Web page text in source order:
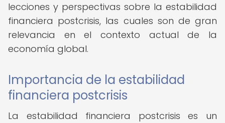
lecciones y perspectivas sobre la estabilidad
financiera postcrisis, las cuales son de gran
relevancia en el contexto actual de la
economía global.
Importancia de la estabilidad
financiera postcrisis
La estabilidad financiera postcrisis es un